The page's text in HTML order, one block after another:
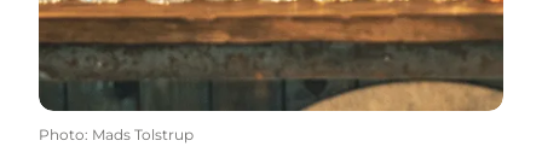
Photo: Mads Tolstrup